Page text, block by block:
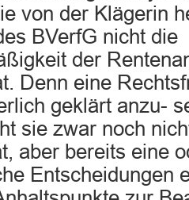
von der Klägerin
BVerfG nicht die
der
Denn eine
geklärt anzu-
sie zwar noch
aber bereits eine
Entscheidungen